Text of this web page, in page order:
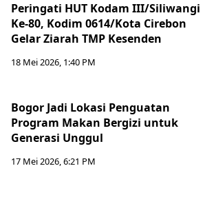
Peringati HUT Kodam III/Siliwangi
Ke-80, Kodim 0614/Kota Cirebon
Gelar Ziarah TMP Kesenden
18 Mei 2026, 1:40 PM
Bogor Jadi Lokasi Penguatan
Program Makan Bergizi untuk
Generasi Unggul
17 Mei 2026, 6:21 PM